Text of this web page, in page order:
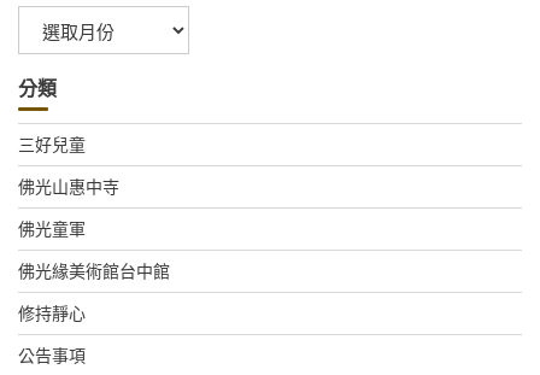
整
分類
三好兒童
佛光山惠中寺
佛光童軍
佛光緣美術館台中館
修持靜心
公告事項